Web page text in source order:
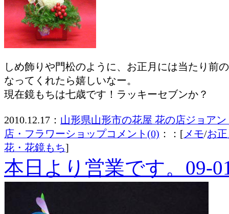
しめ飾りや門松のように、お正月には当たり前
なってくれたら嬉しいなー。
現在鏡もちは七歳です！ラッキーセブンか？
2010.12.17： 山形県山形市の花屋 花の店ジョア
店・フラワーショップコメント(0) ：：[ メモ/お
花・花鏡もち]
本日より営業です。09-